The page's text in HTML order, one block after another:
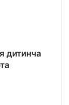
дитинча